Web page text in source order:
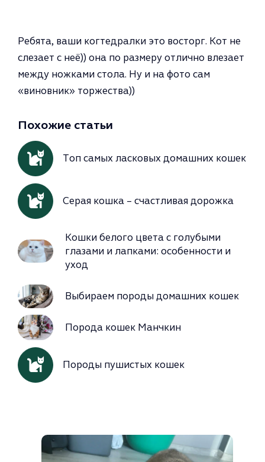
Ребята, ваши когтедралки это восторг. Кот не
слезает с неё)) она по размеру отлично влезает
между ножками стола. Ну и на фото сам
«виновник» торжества))
Похожие статьи
Топ самых ласковых домашних кошек
Серая кошка – счастливая дорожка
Кошки белого цвета с голубыми
глазами и лапками: особенности и
уход
Выбираем породы домашних кошек
Порода кошек Манчкин
Породы пушистых кошек